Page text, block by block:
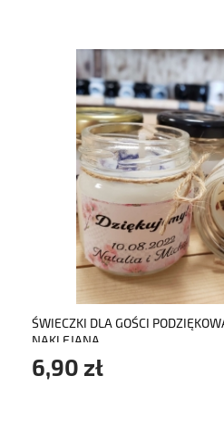
ŚWIECZKI DLA GOŚCI
NAKLEJANA
6,90 zł
do